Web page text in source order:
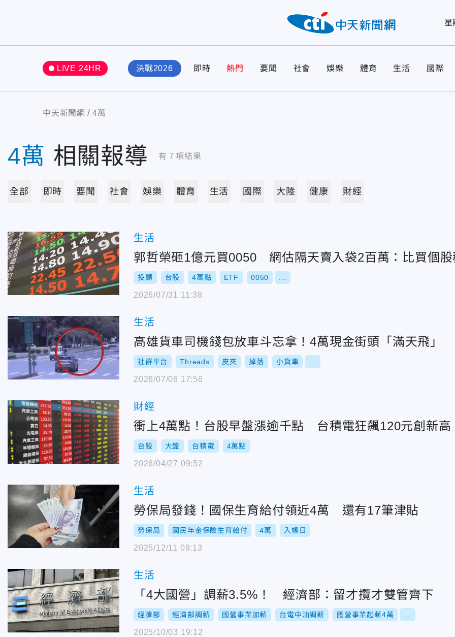
星
LIVE 24HR 決戰2026 即時 熱門 要聞 社會 娛樂 體育 生活 國際
中天新聞網 4萬
4萬 相關報導 有 7 項結果
全部 即時 要聞 社會 娛樂 體育 生活 國際 大陸 健康 財經
生活
郭哲榮砸1億元買0050 網估隔天賣入袋2百萬：比買個股
投顧 台股 4萬點 ETF 0050
2026/07/31 11:38
生活
高雄貨車司機錢包放車斗忘拿！4萬現金街頭「滿天飛」
社群平台 Threads 皮夾 掉落 小貨車
2026/07/06 17:56
財經
衝上4萬點！台股早盤漲逾千點 台積電狂飆120元創新高
台股 大盤 台積電 4萬點
2026/04/27 09:52
生活
勞保局發錢！國保生育給付領近4萬 還有17筆津貼
勞保局 國民年金保險生育給付 4萬 入帳日
2025/12/11 09:13
生活
「4大國營」調薪3.5%！ 經濟部：留才攬才雙管齊下
經濟部 經濟部調薪 國營事業加薪 台電中油調薪 國營事業起薪4萬
2025/10/03 19:12